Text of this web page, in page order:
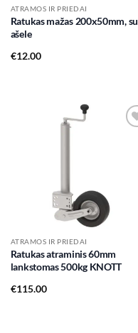
ATRAMOS IR PRIEDAI
Ratukas mažas 200x50mm, su
ašele
€12.00
ATRAMOS IR PRIEDAI
Ratukas atraminis 60mm
lankstomas 500kg KNOTT
€115.00